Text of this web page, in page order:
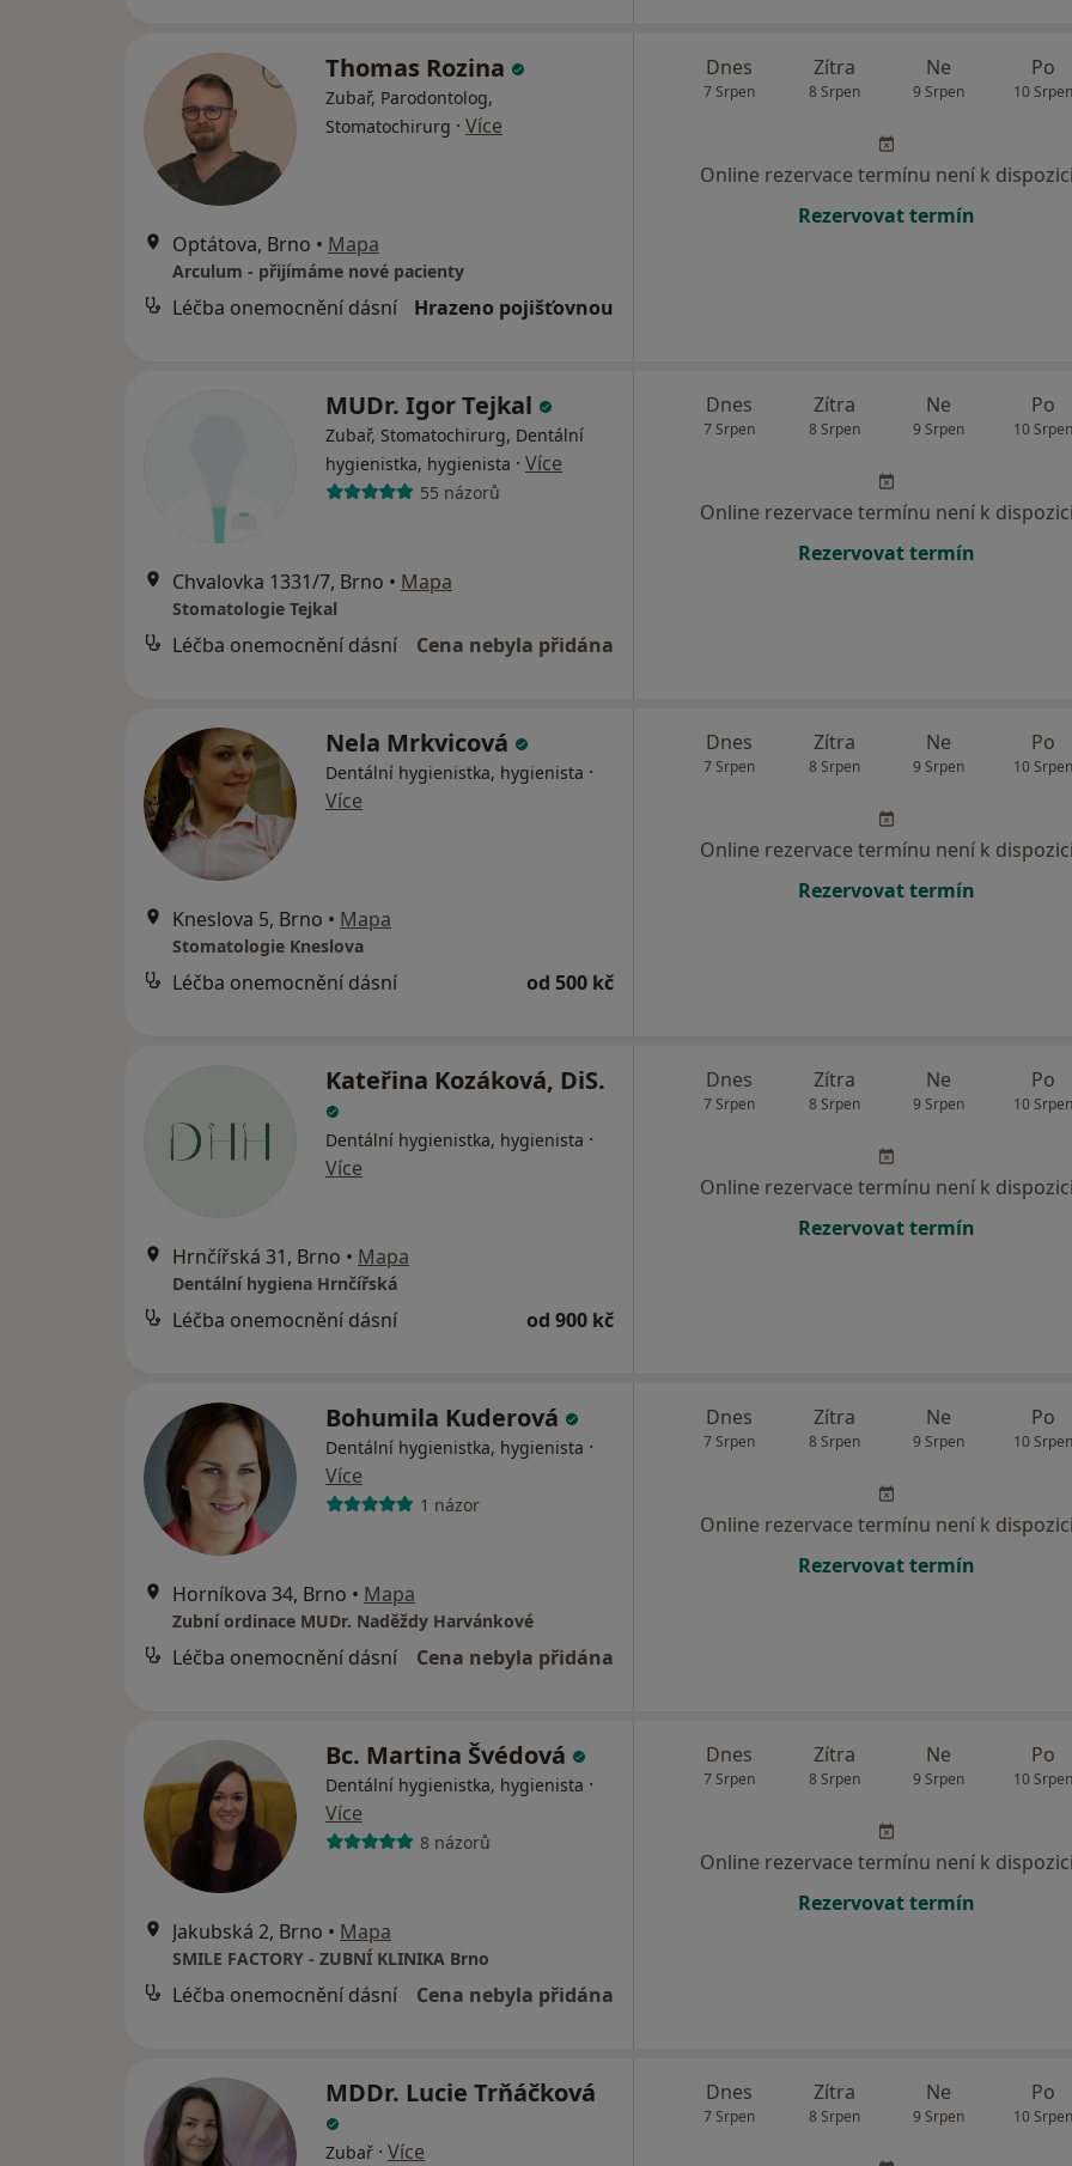
Thomas Rozina
Zubař, Parodontolog,
Stomatochirurg · Více
Optátova, Brno • Mapa
Arculum - přijímáme nové pacienty
Léčba onemocnění dásní Hrazeno pojišťovnou
Dnes
7 Srpen
Zítra
8 Srpen
Ne
9 Srpen
Po
10 Srpen
Online rezervace termínu není k dispozici
Rezervovat termín
MUDr. Igor Tejkal
Zubař, Stomatochirurg, Dentální
hygienistka, hygienista · Více
55 názorů
Chvalovka 1331/7, Brno • Mapa
Stomatologie Tejkal
Léčba onemocnění dásní Cena nebyla přidána
Dnes
7 Srpen
Zítra
8 Srpen
Ne
9 Srpen
Po
10 Srpen
Online rezervace termínu není k dispozici
Rezervovat termín
Nela Mrkvicová
Dentální hygienistka, hygienista ·
Více
Kneslova 5, Brno • Mapa
Stomatologie Kneslova
Léčba onemocnění dásní od 500 kč
Dnes
7 Srpen
Zítra
8 Srpen
Ne
9 Srpen
Po
10 Srpen
Online rezervace termínu není k dispozici
Rezervovat termín
Kateřina Kozáková, DiS.
Dentální hygienistka, hygienista ·
Více
Hrnčířská 31, Brno • Mapa
Dentální hygiena Hrnčířská
Léčba onemocnění dásní od 900 kč
Dnes
7 Srpen
Zítra
8 Srpen
Ne
9 Srpen
Po
10 Srpen
Online rezervace termínu není k dispozici
Rezervovat termín
Bohumila Kuderová
Dentální hygienistka, hygienista ·
Více
1 názor
Horníkova 34, Brno • Mapa
Zubní ordinace MUDr. Naděždy Harvánkové
Léčba onemocnění dásní Cena nebyla přidána
Dnes
7 Srpen
Zítra
8 Srpen
Ne
9 Srpen
Po
10 Srpen
Online rezervace termínu není k dispozici
Rezervovat termín
Bc. Martina Švédová
Dentální hygienistka, hygienista ·
Více
8 názorů
Jakubská 2, Brno • Mapa
SMILE FACTORY - ZUBNÍ KLINIKA Brno
Léčba onemocnění dásní Cena nebyla přidána
Dnes
7 Srpen
Zítra
8 Srpen
Ne
9 Srpen
Po
10 Srpen
Online rezervace termínu není k dispozici
Rezervovat termín
MDDr. Lucie Trňáčková
Zubař · Více
Dnes
7 Srpen
Zítra
8 Srpen
Ne
9 Srpen
Po
10 Srpen